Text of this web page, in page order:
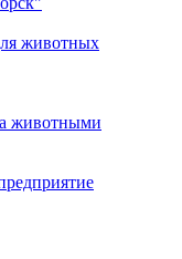
животных
животными